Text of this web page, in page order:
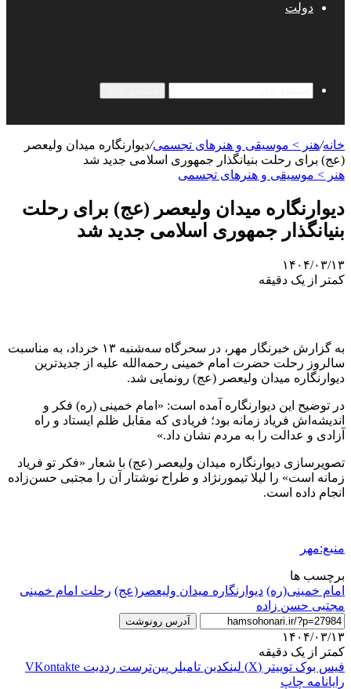
دولت
خانه/هنر > موسیقی و هنرهای تجسمی/دیوارنگاره میدان ولیعصر
(عج) برای رحلت بنیانگذار جمهوری اسلامی جدید شد
هنر > موسیقی و هنرهای تجسمی
دیوارنگاره میدان ولیعصر (عج) برای رحلت
بنیانگذار جمهوری اسلامی جدید شد
۱۴۰۴/۰۳/۱۳
کمتر از یک دقیقه
به گزارش خبرنگار مهر، در سحرگاه سه‌شنبه ۱۳ خرداد، به مناسبت
سالروز رحلت حضرت امام خمینی رحمه‌الله علیه از جدیدترین
دیوارنگاره میدان ولیعصر (عج) رونمایی شد.
در توضیح این دیوارنگاره آمده است: «امام خمینی (ره) فکر و
اندیشه‌اش فریاد زمانه بود؛ فریادی که مقابل ظلم ایستاد و راه
آزادی و عدالت را به مردم نشان داد.»
تصویرسازی دیوارنگاره میدان ولیعصر (عج) با شعار «فکر تو فریاد
زمانه است» را لیلا تیمورنژاد و طراح نوشتار آن را مجتبی حسن‌زاده
انجام داده است.
منبع:مهر
برچسب ها
امام خمینی(ره) دیوارنگاره میدان ولیعصر(عج) رحلت امام خمینی
مجتبی حسن زاده
آدرس رونوشت
۱۴۰۴/۰۳/۱۳
کمتر از یک دقیقه
فیس بوک توییتر (X) لینکدین ‫تامبلر ‫پین‌ترست ‫رددیت ‫VKontakte
رایانامه چاپ